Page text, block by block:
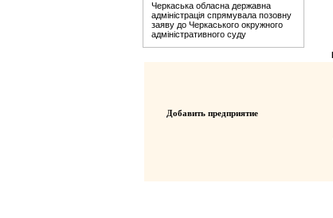
Черкаська обласна державна
адміністрація спрямувала позовну
заяву до Черкаського окружного
адміністративного суду
Добавить предприятие